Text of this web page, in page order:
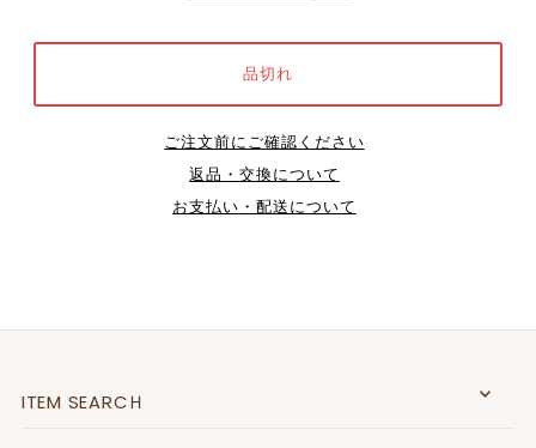
ご注文前にご確認ください
返品・交換について
お支払い・配送について
ITEM SEARCＨ